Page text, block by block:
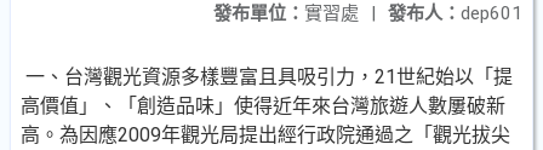
發布人： dep601
發布單位： 實習處 |
一、台灣觀光資源多樣豐富且具吸引力，21世紀始以「提
高價值」、「創造品味」使得近年來台灣旅遊人數屢破新
高。為因應2009年觀光局提出經行政院通過之「觀光拔尖